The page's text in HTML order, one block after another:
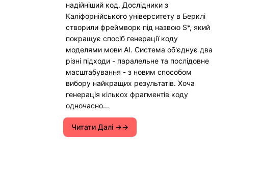
надійніший код. Дослідники з
Каліфорнійського університету в Берклі
створили фреймворк під назвою S*, який
покращує спосіб генерації коду
моделями мови AI. Система об'єднує два
різні підходи - паралельне та послідовне
масштабування - з новим способом
вибору найкращих результатів. Хоча
генерація кількох фрагментів коду
одночасно...
Читати Далі →